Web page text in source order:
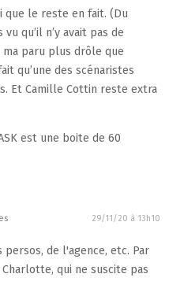
que le reste en fait. (Du
qu’il n’y avait pas de
ma paru plus drôle que
qu’une des scénaristes
Et Camille Cottin reste extra
est une boite de 60
29/11/20 à 13h10
de l'agence, etc. Par
qui ne suscite pas